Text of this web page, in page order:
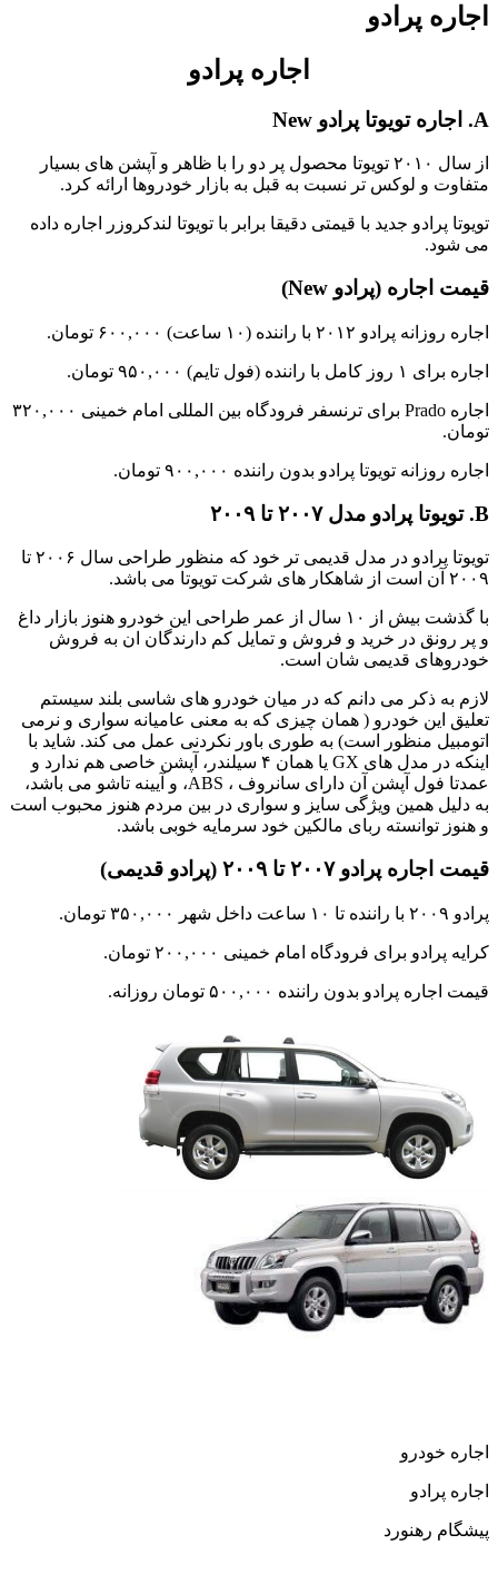
اجاره پرادو
اجاره پرادو
A. اجاره تویوتا پرادو New
از سال ۲۰۱۰ تویوتا محصول پر دو را با ظاهر و آپشن های بسیار
متفاوت و لوکس تر نسبت به قبل به بازار خودروها ارائه کرد.
تویوتا پرادو جدید با قیمتی دقیقا برابر با تویوتا لندکروزر اجاره داده
می شود.
قیمت اجاره (پرادو New)
اجاره روزانه پرادو ۲۰۱۲ با راننده (۱۰ ساعت) ۶۰۰,۰۰۰ تومان.
اجاره برای ۱ روز کامل با راننده (فول تایم) ۹۵۰,۰۰۰ تومان.
اجاره Prado برای ترنسفر فرودگاه بین المللی امام خمینی ۳۲۰,۰۰۰
تومان.
اجاره روزانه تویوتا پرادو بدون راننده ۹۰۰,۰۰۰ تومان.
B. تویوتا پرادو مدل ۲۰۰۷ تا ۲۰۰۹
تویوتا پرادو در مدل قدیمی تر خود که منظور طراحی سال ۲۰۰۶ تا
۲۰۰۹ آن است از شاهکار های شرکت تویوتا می باشد.
با گذشت بیش از ۱۰ سال از عمر طراحی این خودرو هنوز بازار داغ
و پر رونق در خرید و فروش و تمایل کم دارندگان ان به فروش
خودروهای قدیمی شان است.
لازم به ذکر می دانم که در میان خودرو های شاسی بلند سیستم
تعلیق این خودرو ( همان چیزی که به معنی عامیانه سواری و نرمی
اتومبیل منظور است) به طوری باور نکردنی عمل می کند. شاید با
اینکه در مدل های GX یا همان ۴ سیلندر، آپشن خاصی هم ندارد و
عمدتا فول آپشن آن دارای سانروف ، ABS، و آیینه تاشو می باشد،
به دلیل همین ویژگی سایز و سواری در بین مردم هنوز محبوب است
و هنوز توانسته ربای مالکین خود سرمایه خوبی باشد.
قیمت اجاره پرادو ۲۰۰۷ تا ۲۰۰۹ (پرادو قدیمی)
پرادو ۲۰۰۹ با راننده تا ۱۰ ساعت داخل شهر ۳۵۰,۰۰۰ تومان.
کرایه پرادو برای فرودگاه امام خمینی ۲۰۰,۰۰۰ تومان.
قیمت اجاره پرادو بدون راننده ۵۰۰,۰۰۰ تومان روزانه.
اجاره خودرو
اجاره پرادو
پیشگام رهنورد